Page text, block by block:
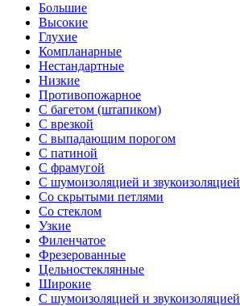
Большие
Высокие
Глухие
Компланарные
Нестандартные
Низкие
Противопожарное
С багетом (штапиком)
С врезкой
С выпадающим порогом
С патиной
С фрамугой
С шумоизоляцией и звукоизоляцией
Со скрытыми петлями
Со стеклом
Узкие
Филенчатое
Фрезерованные
Цельностеклянные
Широкие
С шумоизоляцией и звукоизоляцией